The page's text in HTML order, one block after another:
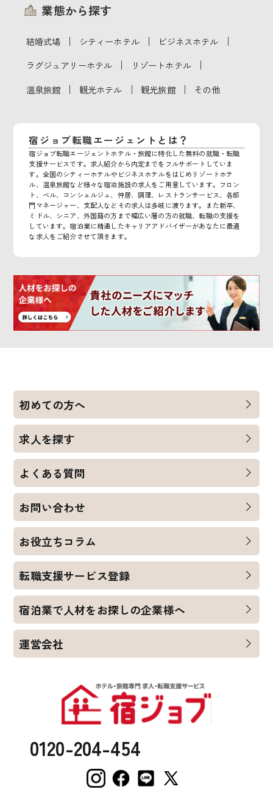
業態から探す
結婚式場 ｜ シティーホテル ｜ ビジネスホテル ｜
ラグジュアリーホテル ｜ リゾートホテル ｜
温泉旅館 ｜ 観光ホテル ｜ 観光旅館 ｜ その他
宿ジョブ転職エージェントとは？
宿ジョブ転職エージェントホテル・旅館に特化した無料の就職・転職
支援サービスです。求人紹介から内定までをフルサポートしていま
す。全国のシティーホテルやビジネスホテルをはじめリゾートホテ
ル、温泉旅館など様々な宿泊施設の求人をご用意しています。フロン
ト、ベル、コンシェルジュ、仲居、調理、レストランサービス、各部
門マネージャー、支配人などその求人は多岐に渡ります。また新卒、
ミドル、シニア、外国籍の方まで幅広い層の方の就職、転職の支援を
しています。宿泊業に精通したキャリアアドバイザーがあなたに最適
な求人をご紹介させて頂きます。
0120-204-454
初めての方へ
求人を探す
よくある質問
お問い合わせ
お役立ちコラム
転職支援サービス登録
宿泊業で人材をお探しの企業様へ
運営会社